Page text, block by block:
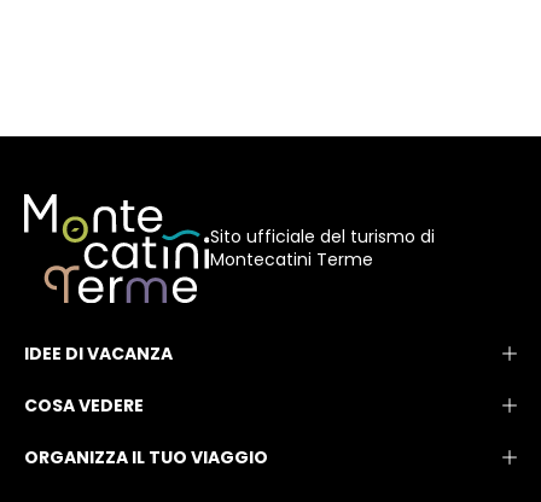
Sito ufficiale del turismo di
Montecatini Terme
IDEE DI VACANZA
COSA VEDERE
ORGANIZZA IL TUO VIAGGIO